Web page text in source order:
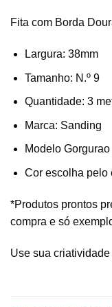
Fita com Borda
Largura: 38mm
Tamanho: N.º 9
Quantidade: 3
Marca: Sanding
Modelo
Cor escolha pelo
*Produtos prontos
compra e só
Use sua